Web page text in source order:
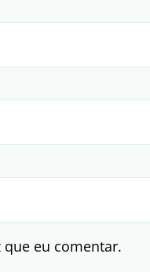
que eu comentar.